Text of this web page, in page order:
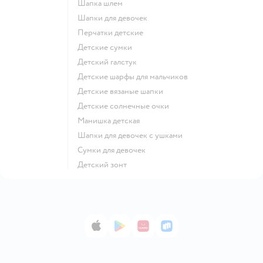
Шапка шлем
Шапки для девочек
Перчатки детские
Детские сумки
Детский галстук
Детские шарфы для мальчиков
Детские вязаные шапки
Детские солнечные очки
Манишка детская
Шапки для девочек с ушками
Сумки для девочек
Детский зонт
App StoreGoogle Play
AppGallery
RuStore